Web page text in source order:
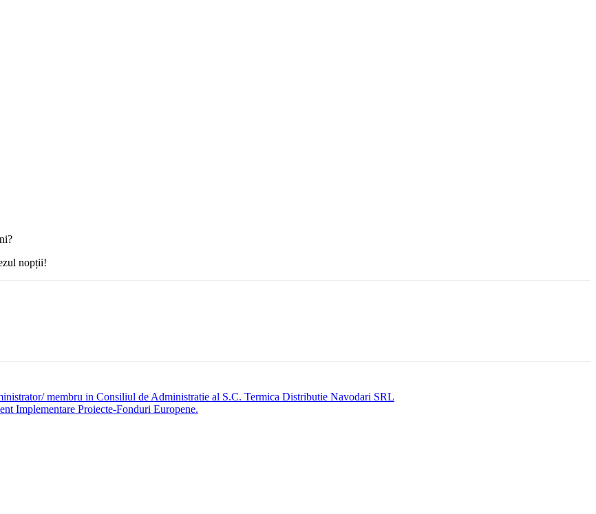
nopții!
membru in Consiliul de Administratie al S.C. Termica Distributie Navodari SRL
Implementare Proiecte-Fonduri Europene.